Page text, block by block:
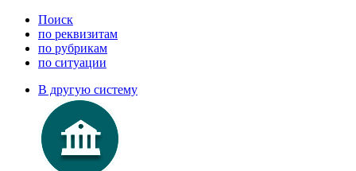
Поиск
по реквизитам
по рубрикам
по ситуации
В другую систему